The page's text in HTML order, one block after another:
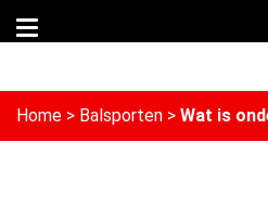
Home > Balsporten > Wat is